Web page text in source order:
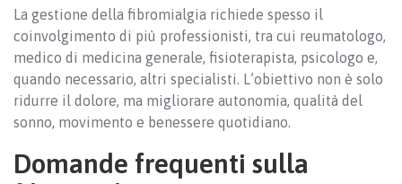
La gestione della fibromialgia richiede spesso il
coinvolgimento di più professionisti, tra cui reumatologo,
medico di medicina generale, fisioterapista, psicologo e,
quando necessario, altri specialisti. L’obiettivo non è solo
ridurre il dolore, ma migliorare autonomia, qualità del
sonno, movimento e benessere quotidiano.
Domande frequenti sulla